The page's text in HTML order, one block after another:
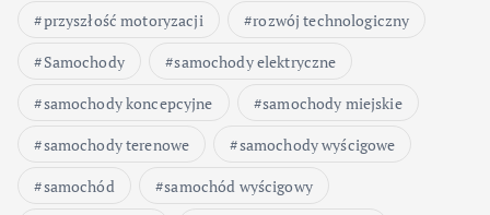
przyszłość motoryzacji
rozwój technologiczny
Samochody
samochody elektryczne
samochody koncepcyjne
samochody miejskie
samochody terenowe
samochody wyścigowe
samochód
samochód wyścigowy